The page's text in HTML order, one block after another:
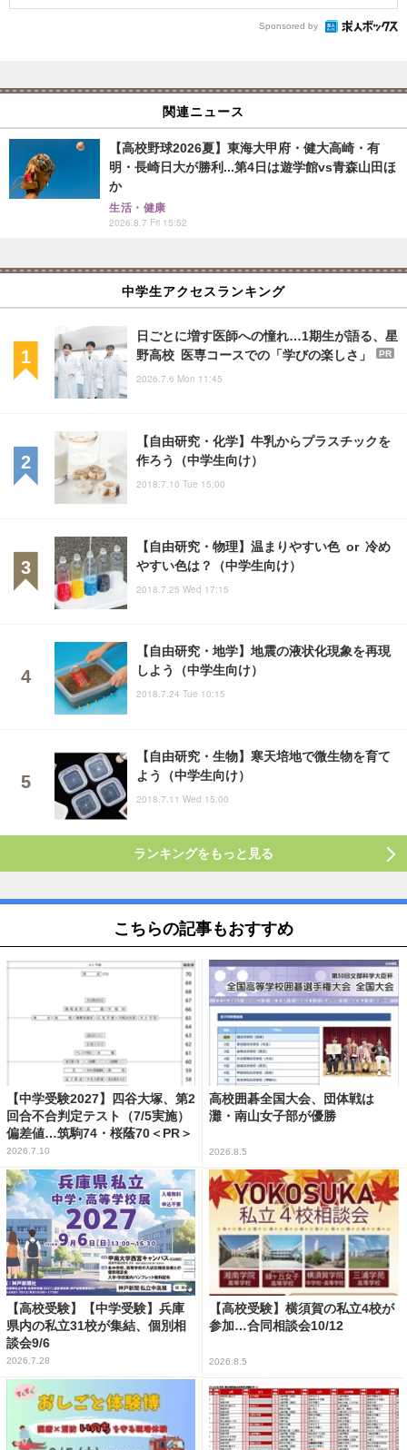
Sponsored by
関連ニュース
【高校野球2026夏】東海大甲府・健大高崎・有
明・長崎日大が勝利...第4日は遊学館vs青森山田ほ
か
生活・健康
2026.8.7 Fri 15:52
中学生アクセスランキング
日ごとに増す医師への憧れ…1期生が語る、星
野高校 医専コースでの「学びの楽しさ」
PR
2026.7.6 Mon 11:45
【自由研究・化学】牛乳からプラスチックを
作ろう（中学生向け）
2018.7.10 Tue 15:00
【自由研究・物理】温まりやすい色 or 冷め
やすい色は？（中学生向け）
2018.7.25 Wed 17:15
【自由研究・地学】地震の液状化現象を再現
しよう（中学生向け）
2018.7.24 Tue 10:15
【自由研究・生物】寒天培地で微生物を育て
よう（中学生向け）
2018.7.11 Wed 15:00
ランキングをもっと見る
こちらの記事もおすすめ
【中学受験2027】四谷大塚、第2
回合不合判定テスト（7/5実施）
偏差値…筑駒74・桜蔭70＜PR＞
2026.7.10
高校囲碁全国大会、団体戦は
灘・南山女子部が優勝
2026.8.5
【高校受験】【中学受験】兵庫
県内の私立31校が集結、個別相
談会9/6
2026.7.28
【高校受験】横須賀の私立4校が
参加…合同相談会10/12
2026.8.5